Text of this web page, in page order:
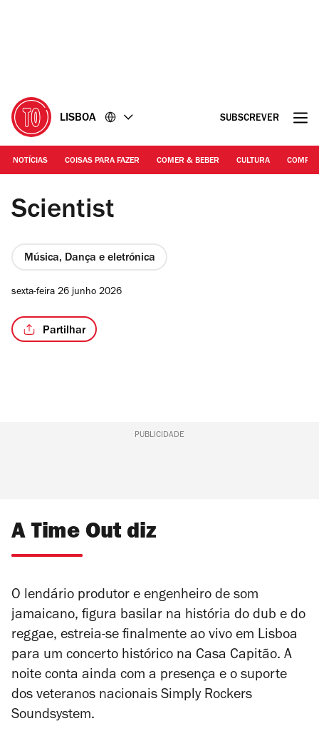
LISBOA SUBSCREVER
NOTÍCIAS COISAS PARA FAZER COMER & BEBER CULTURA
DR | Scientist
Scientist
Música, Dança e eletrónica
sexta-feira 26 junho 2026
Partilhar
PUBLICIDADE
A Time Out diz
O lendário produtor e engenheiro de som
jamaicano, figura basilar na história do dub e do
reggae, estreia-se finalmente ao vivo em Lisboa
para um concerto histórico na Casa Capitão. A
noite conta ainda com a presença e o suporte
dos veteranos nacionais Simply Rockers
Soundsystem.